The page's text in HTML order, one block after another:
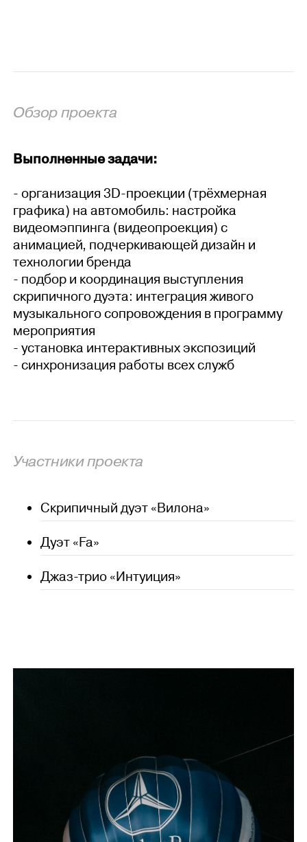
Обзор проекта
Выполненные задачи:
- организация 3D-проекции (трёхмерная
графика) на автомобиль: настройка
видеомэппинга (видеопроекция) с
анимацией, подчеркивающей дизайн и
технологии бренда
- подбор и координация выступления
скрипичного дуэта: интеграция живого
музыкального сопровождения в программу
мероприятия
- установка интерактивных экспозиций
- синхронизация работы всех служб
Участники проекта
Скрипичный дуэт «Вилона»
Дуэт «Fa»
Джаз-трио «Интуиция»